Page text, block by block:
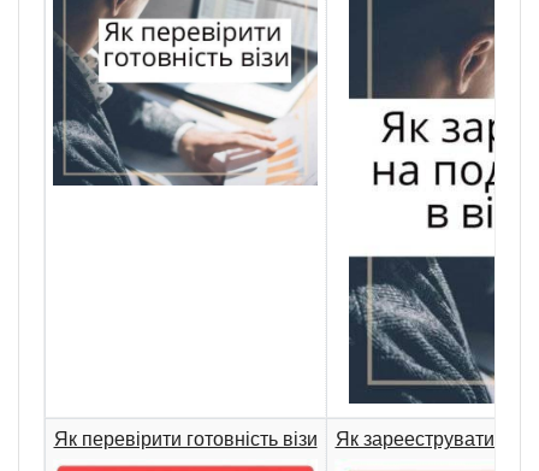
Як перевірити готовність візи Як зарееструватись